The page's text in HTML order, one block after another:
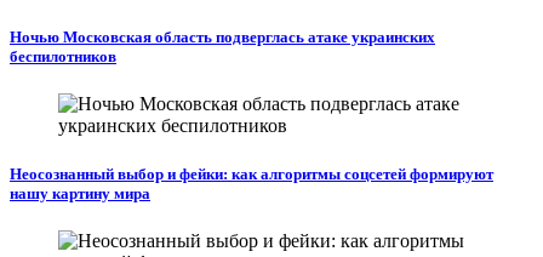
Ночью Московская область подверглась атаке украинских
беспилотников
Неосознанный выбор и фейки: как алгоритмы соцсетей формируют
нашу картину мира